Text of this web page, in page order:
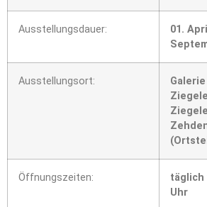
Ausstellungsdauer:
01.
Ausstellungsort:
Öffnungszeiten:
täglich
Uhr